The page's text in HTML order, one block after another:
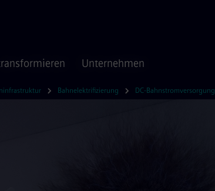
Unternehmen
Bahnelektrifizierung DC-Bahnstromversorgung